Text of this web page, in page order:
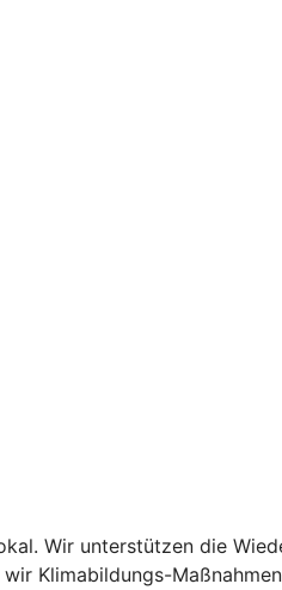
Wir unterstützen die
Klimabildungs-